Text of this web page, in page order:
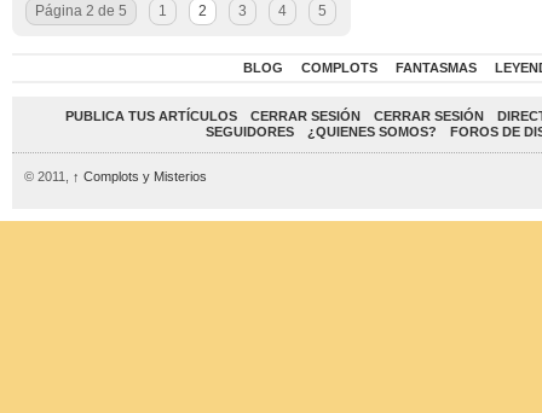
Página 2 de 5 1 2 3 4 5
BLOG COMPLOTS FANTASMAS
PUBLICA TUS ARTÍCULOS CERRAR SESIÓN CERRAR SESIÓN
SEGUIDORES
¿QUIENES SOMOS? FOROS DE
© 2011, ↑ Complots y Misterios